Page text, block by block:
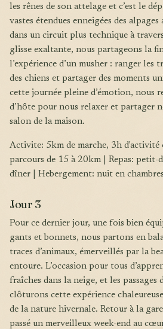
les rênes de son attelage et c’est le
vastes étendues enneigées des
dans un circuit plus technique à
glisse exaltante, nous partageons la
l’expérience d’un musher : ranger les
des chiens et partager des moments
cette journée pleine d’émotion, nous
d’hôte pour nous relaxer et partager
salon de la maison.
Activite: 5km de marche, 3h d'activité chien de traineau,
parcours de 15 à 20km | Repas: petit-
dîner | Hebergement: nuit en
Jour 3
Pour ce dernier jour, une fois bien équipé de nos raquettes,
gants et bonnets, nous partons en
traces d’animaux, émerveillés par la
entoure. L’occasion pour tous
fraîches dans la neige, et les passages
clôturons cette expérience
de la nature hivernale. Retour à la
passé un merveilleux week-end au